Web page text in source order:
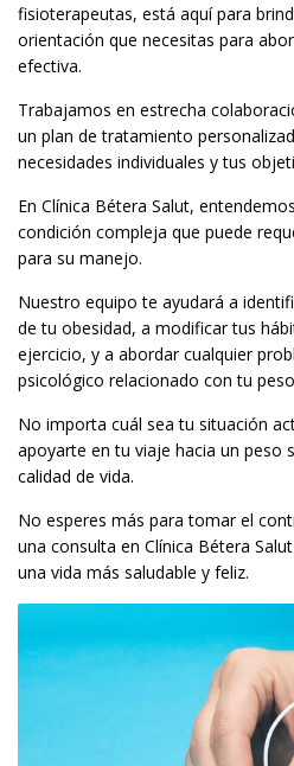
fisioterapeutas, está aquí para
orientación que necesitas para
efectiva.
Trabajamos en estrecha
un plan de tratamiento
necesidades individuales y tus
En Clínica Bétera Salut,
condición compleja que puede
para su manejo.
Nuestro equipo te ayudará a
de tu obesidad, a modificar tus
ejercicio, y a abordar cualquier
psicológico relacionado con tu
No importa cuál sea tu situación
apoyarte en tu viaje hacia un peso
calidad de vida.
No esperes más para tomar el
una consulta en Clínica Bétera
una vida más saludable y feliz.